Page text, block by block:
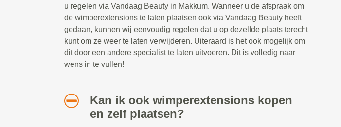
u regelen via Vandaag Beauty in Makkum. Wanneer u de afspraak om
de wimperextensions te laten plaatsen ook via Vandaag Beauty heeft
gedaan, kunnen wij eenvoudig regelen dat u op dezelfde plaats terecht
kunt om ze weer te laten verwijderen. Uiteraard is het ook mogelijk om
dit door een andere specialist te laten uitvoeren. Dit is volledig naar
wens in te vullen!
Kan ik ook wimperextensions kopen
en zelf plaatsen?